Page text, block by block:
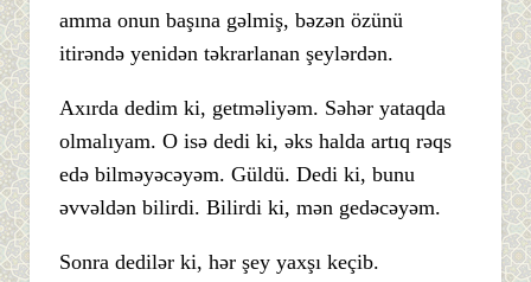
amma onun başına gəlmiş, bəzən özünü
itirəndə yenidən təkrarlanan şeylərdən.
Axırda dedim ki, getməliyəm. Səhər yataqda
olmalıyam. O isə dedi ki, əks halda artıq rəqs
edə bilməyəcəyəm. Güldü. Dedi ki, bunu
əvvəldən bilirdi. Bilirdi ki, mən gedəcəyəm.
Sonra dedilər ki, hər şey yaxşı keçib.